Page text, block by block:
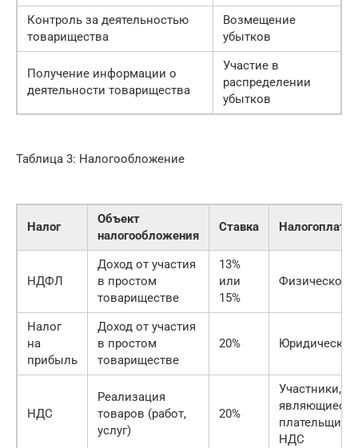
Контроль за деятельностью
товарищества
Возмещение
убытков
Получение информации о
деятельности товарищества
Участие в
распределении
убытков
Таблица 3: Налогообложение
Налог
Объект
налогообложения
Ставка
НДФЛ
Доход от участия
в простом
товариществе
13%
или
15%
Физическое
Налог
на
прибыль
Доход от участия
в простом
товариществе
20%
НДС
Реализация
товаров (работ,
услуг)
20%
Участники,
являющиеся
НДС